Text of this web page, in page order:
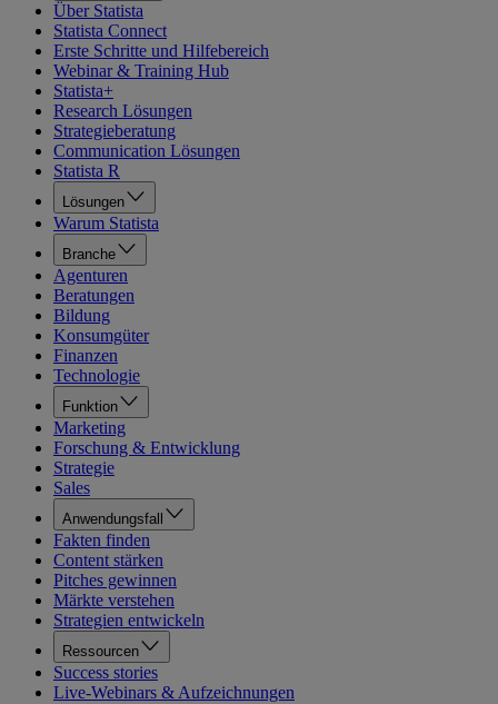
Über Statista
Statista Connect
Erste Schritte und Hilfebereich
Webinar & Training Hub
Statista+
Research Lösungen
Strategieberatung
Communication Lösungen
Statista R
Lösungen
Warum Statista
Branche
Agenturen
Beratungen
Bildung
Konsumgüter
Finanzen
Technologie
Funktion
Marketing
Forschung & Entwicklung
Strategie
Sales
Anwendungsfall
Fakten finden
Content stärken
Pitches gewinnen
Märkte verstehen
Strategien entwickeln
Ressourcen
Success stories
Live-Webinars & Aufzeichnungen